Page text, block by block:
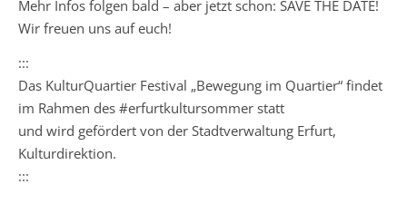
Mehr Infos folgen bald – aber jetzt schon: SAVE THE DATE!
Wir freuen uns auf euch!
:::
Das KulturQuartier Festival „Bewegung im Quartier“ findet
im Rahmen des #erfurtkultursommer statt
und wird gefördert von der Stadtverwaltung Erfurt,
Kulturdirektion.
:::